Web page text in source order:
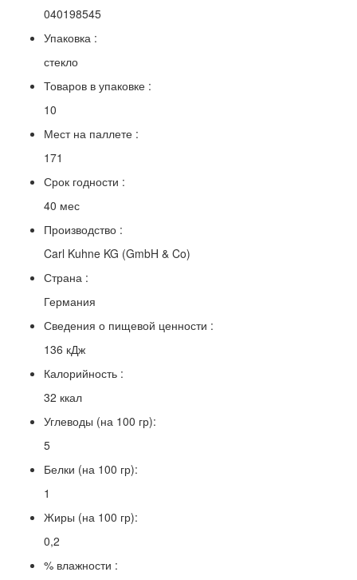
040198545
Упаковка :
стекло
Товаров в упаковке :
10
Мест на паллете :
171
Срок годности :
40 мес
Производство :
Carl Kuhne KG (GmbH & Co)
Страна :
Германия
Сведения о пищевой ценности :
136 кДж
Калорийность :
32 ккал
Углеводы (на 100 гр):
5
Белки (на 100 гр):
1
Жиры (на 100 гр):
0,2
% влажности :